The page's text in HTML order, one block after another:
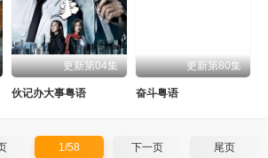
更新第04集
伙记办大事粤语
更新第80集
奋斗粤语
1/58 下一页 尾页